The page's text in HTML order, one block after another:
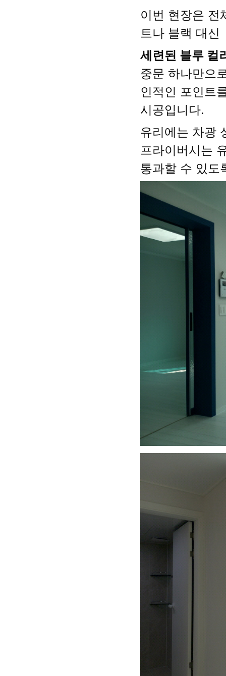
이번 현장은 전
트나 블랙 대신
세련된 블루 컬
중문 하나만으
인적인 포인트
시공입니다.
유리에는 차광
프라이버시는
통과할 수 있도